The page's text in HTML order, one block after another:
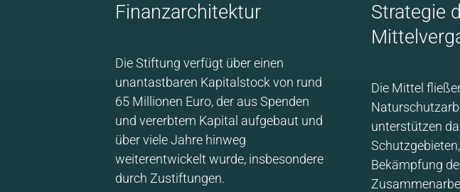
Finanzarchitektur
Die Stiftung verfügt über einen
unantastbaren Kapitalstock von rund
65 Millionen Euro, der aus Spenden
und vererbtem Kapital aufgebaut und
über viele Jahre hinweg
weiterentwickelt wurde, insbesondere
durch Zustiftungen.
Strategie
Die Mittel
unterstützen
Bekämpfung